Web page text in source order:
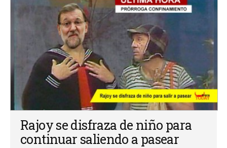
Rajoy se disfraza de niño para
continuar saliendo a pasear